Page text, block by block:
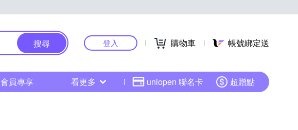
搜尋 登入 購物車 帳號綁定送
會員專享 看更多 uniopen 聯名卡 超贈點